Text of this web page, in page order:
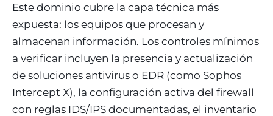
Este dominio cubre la capa técnica más
expuesta: los equipos que procesan y
almacenan información. Los controles mínimos
a verificar incluyen la presencia y actualización
de soluciones antivirus o EDR (como Sophos
Intercept X), la configuración activa del firewall
con reglas IDS/IPS documentadas, el inventario